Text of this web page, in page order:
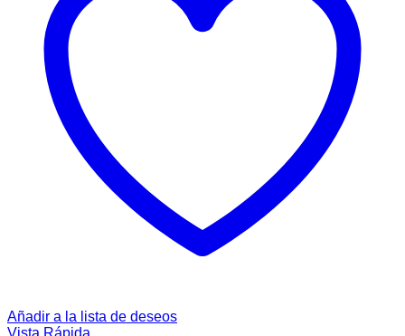
Añadir a la lista de deseos